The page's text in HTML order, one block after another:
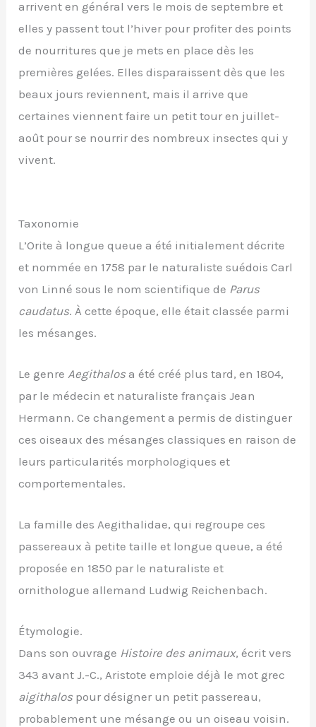
arrivent en général vers le mois de septembre et
elles y passent tout l’hiver pour profiter des points
de nourritures que je mets en place dès les
premières gelées. Elles disparaissent dès que les
beaux jours reviennent, mais il arrive que
certaines viennent faire un petit tour en juillet-
août pour se nourrir des nombreux insectes qui y
vivent.
Taxonomie
L’Orite à longue queue a été initialement décrite
et nommée en 1758 par le naturaliste suédois Carl
von Linné sous le nom scientifique de Parus
caudatus. À cette époque, elle était classée parmi
les mésanges.
Le genre Aegithalos a été créé plus tard, en 1804,
par le médecin et naturaliste français Jean
Hermann. Ce changement a permis de distinguer
ces oiseaux des mésanges classiques en raison de
leurs particularités morphologiques et
comportementales.
La famille des Aegithalidae, qui regroupe ces
passereaux à petite taille et longue queue, a été
proposée en 1850 par le naturaliste et
ornithologue allemand Ludwig Reichenbach.
Étymologie.
Dans son ouvrage Histoire des animaux, écrit vers
343 avant J.-C., Aristote emploie déjà le mot grec
aigithalos pour désigner un petit passereau,
probablement une mésange ou un oiseau voisin.